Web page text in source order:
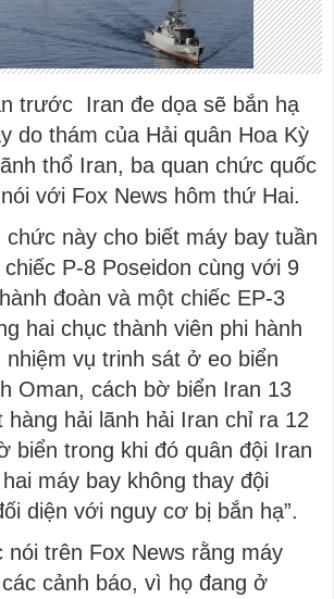
trước Iran đe dọa sẽ bắn hạ
do thám của Hải quân Hoa Kỳ
thổ Iran, ba quan chức quốc
với Fox News hôm thứ Hai.
chức này cho biết máy bay tuần
P-8 Poseidon cùng với 9
đoàn và một chiếc EP-3
hai chục thành viên phi hành
nhiệm vụ trinh sát ở eo biển
Oman, cách bờ biển Iran 13
hàng hải lãnh hải Iran chỉ ra 12
biển trong khi đó quân đội Iran
máy bay không thay đội
diện với nguy cơ bị bắn hạ”.
nói trên Fox News rằng máy
cảnh báo, vì họ đang ở